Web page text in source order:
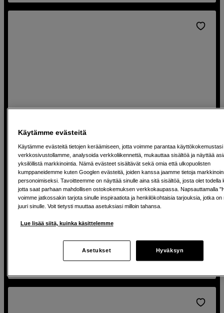
Sennheiser nappimikki + taskulähetin +
kameravastaanotin
Sennheiser AVX-ME2 Set
Plug and play
Ladattava lähetin ja vastaanotin
Lavalier ME2 mikrofoni mukana
Käytämme evästeitä
Käytämme evästeitä tietojen keräämiseen, jotta voimme parantaa käyttökokemustasi
verkkosivustollamme, analysoida verkkoliikennettä, mukauttaa sisältöä ja näyttää
yksilöllistä markkinointia. Nämä evästeet sisältävät sekä omia että ulkopuolisten
kumppaneidemme kuten Googlen evästeitä, joiden kanssa jaamme tietoja
personoimiseksi. Tavoitteemme on näyttää sinulle aina sitä sisältöä, josta olet todella
jotta saat parhaan mahdollisen ostokokemuksen verkkokaupassa. Napsauttamalla
voimme jatkossakin tarjota sinulle inspiraatiota ja henkilökohtaisia tarjouksia, jotka on
juuri sinulle. Voit tietysti muuttaa asetuksiasi milloin tahansa.
Lue lisää siitä, kuinka käsittelemme
Asetukset Hyväksyn